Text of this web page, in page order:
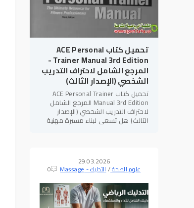
تحميل كتاب ACE Personal
Trainer Manual 3rd Edition -
المرجع الشامل لاحتراف التدريب
الشخصي (الإصدار الثالث)
تحميل كتاب ACE Personal Trainer
Manual 3rd Edition المرجع الشامل
لاحتراف التدريب الشخصي (الإصدار
الثالث) هل تسعى لبناء مسيرة مهنية
29.03.2026
علوم الصحة/التدليك - Massage 0